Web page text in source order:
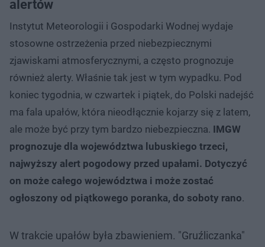
alertów
Instytut Meteorologii i Gospodarki Wodnej wydaje
stosowne ostrzeżenia przed niebezpiecznymi
zjawiskami atmosferycznymi, a często prognozuje
również alerty. Właśnie tak jest w tym wypadku. Pod
koniec tygodnia, w czwartek i piątek, do Polski nadejść
ma fala upałów, która nieodłącznie kojarzy się z latem,
ale może być przy tym bardzo niebezpieczna. IMGW
prognozuje dla województwa lubuskiego trzeci,
najwyższy alert pogodowy przed upałami. Dotyczyć
on może całego województwa i może zostać
ogłoszony od piątkowego poranka, do soboty rano.
W trakcie upałów była zbawieniem. "Gruźliczanka"